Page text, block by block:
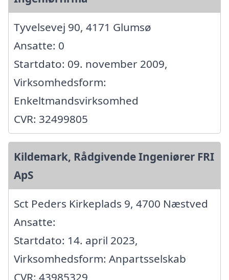
Tyvelsevej 90, 4171 Glumsø
Ansatte: 0
Startdato: 09. november 2009,
Virksomhedsform:
Enkeltmandsvirksomhed
CVR: 32499805
Kildemark, Rådgivende Ingeniører FRI
ApS
Sct Peders Kirkeplads 9, 4700 Næstved
Ansatte:
Startdato: 14. april 2023,
Virksomhedsform: Anpartsselskab
CVR: 43985329